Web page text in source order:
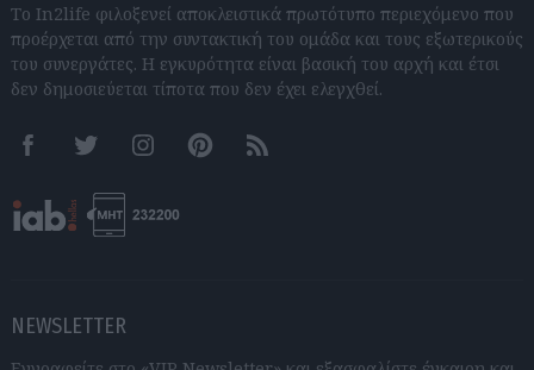
Το In2life φιλοξενεί αποκλειστικά πρωτότυπο περιεχόμενο που
προέρχεται από την συντακτική του ομάδα και τους εξωτερικούς
του συνεργάτες. Η εγκυρότητα είναι βασική του αρχή και έτσι
δεν δημοσιεύεται τίποτα που δεν έχει ελεγχθεί.
FacebookTwitter InstagramPinterestRSS feeds
NEWSLETTER